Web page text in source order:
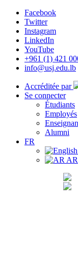
Facebook
Twitter
Instagram
LinkedIn
YouTube
+961 (1) 421
info@usj.edu.lb
Accréditée par
Se connecter
Étudiants
Employés
Alumni
FR
AR